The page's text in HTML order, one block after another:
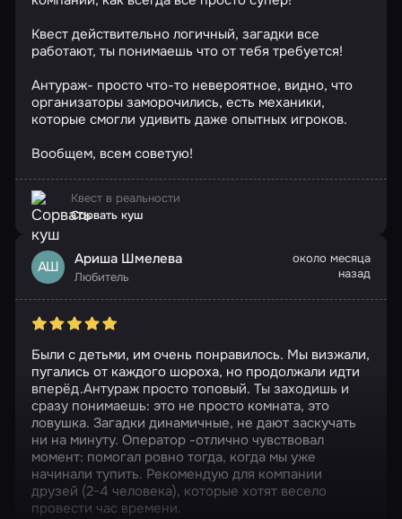
Квест действительно логичный, загадки все
работают, ты понимаешь что от тебя требуется!
Антураж- просто что-то невероятное, видно, что
организаторы заморочились, есть механики,
которые смогли удивить даже опытных игроков.
Вообщем, всем советую!
Квест в реальности
Сорвать куш
АШ Ариша Шмелева
Любитель
около месяца
назад
Были с детьми, им очень понравилось. Мы визжали,
пугались от каждого шороха, но продолжали идти
вперёд.Антураж просто топовый. Ты заходишь и
сразу понимаешь: это не просто комната, это
ловушка. Загадки динамичные, не дают заскучать
ни на минуту. Оператор -отлично чувствовал
момент: помогал ровно тогда, когда мы уже
начинали тупить. Рекомендую для компании
друзей (2-4 человека), которые хотят весело
провести час времени.